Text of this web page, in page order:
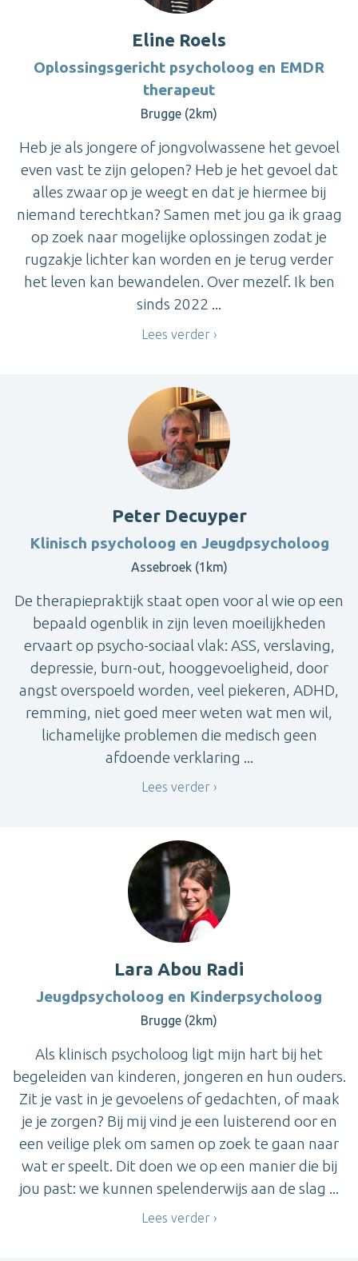
Eline Roels
Oplossingsgericht psycholoog en EMDR
therapeut
Brugge (2km)
Heb je als jongere of jongvolwassene het gevoel
even vast te zijn gelopen? Heb je het gevoel dat
alles zwaar op je weegt en dat je hiermee bij
niemand terechtkan? Samen met jou ga ik graag
op zoek naar mogelijke oplossingen zodat je
rugzakje lichter kan worden en je terug verder
het leven kan bewandelen. Over mezelf. Ik ben
sinds 2022 ...
Lees verder
Peter Decuyper
Klinisch psycholoog en Jeugdpsycholoog
Assebroek (1km)
De therapiepraktijk staat open voor al wie op een
bepaald ogenblik in zijn leven moeilijkheden
ervaart op psycho-sociaal vlak: ASS, verslaving,
depressie, burn-out, hooggevoeligheid, door
angst overspoeld worden, veel piekeren, ADHD,
remming, niet goed meer weten wat men wil,
lichamelijke problemen die medisch geen
afdoende verklaring ...
Lees verder
Lara Abou Radi
Jeugdpsycholoog en Kinderpsycholoog
Brugge (2km)
Als klinisch psycholoog ligt mijn hart bij het
begeleiden van kinderen, jongeren en hun ouders.
Zit je vast in je gevoelens of gedachten, of maak
je je zorgen? Bij mij vind je een luisterend oor en
een veilige plek om samen op zoek te gaan naar
wat er speelt. Dit doen we op een manier die bij
jou past: we kunnen spelenderwijs aan de slag ...
Lees verder